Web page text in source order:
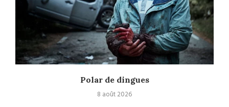
Polar de dingues
8 août 2026